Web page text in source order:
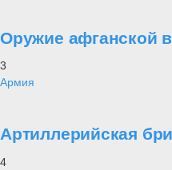
Оружие афганской
3
Армия
Артиллерийская
4